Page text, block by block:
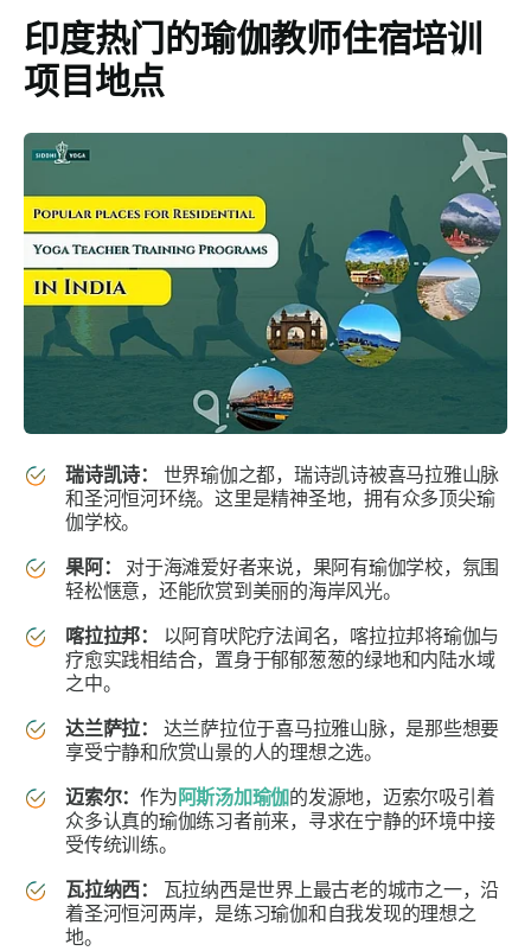
印度热门的瑜伽教师住宿培训
项目地点
瑞诗凯诗：
世界瑜伽之都，瑞诗凯诗被喜马拉雅山脉
和圣河恒河环绕。这里是精神圣地，拥有众多顶尖瑜
伽学校。
果阿：
对于海滩爱好者来说，果阿有瑜伽学校，氛围
轻松惬意，还能欣赏到美丽的海岸风光。
喀拉拉邦：
以阿育吠陀疗法闻名，喀拉拉邦将瑜伽与
疗愈实践相结合，置身于郁郁葱葱的绿地和内陆水域
之中。
达兰萨拉：
达兰萨拉位于喜马拉雅山脉，是那些想要
享受宁静和欣赏山景的人的理想之选。
迈索尔：作为 阿斯汤加瑜伽的发源地，迈索尔吸引着
众多认真的瑜伽练习者前来，寻求在宁静的环境中接
受传统训练。
瓦拉纳西：
瓦拉纳西是世界上最古老的城市之一，沿
着圣河恒河两岸，是练习瑜伽和自我发现的理想之
地。